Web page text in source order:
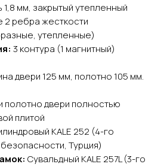
1,8 мм, закрытый утепленный
ребра жесткости
утепленные)
3 контура (1 магнитный)
двери 125 мм, полотно 105 мм.
полотно двери полностью
плитой
KALE 252 (4-го
Турция)
Сувальдный KALE 257L (3-го